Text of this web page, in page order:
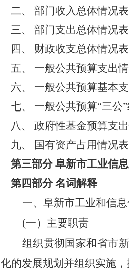
二、
部门收入总体情况表
三、
部门支出总体情况表
四、
财政收支总体情况表
五、
一般公共预算支出
六、
一般公共预算基本
七、
一般公共预算“三公
八、
政府性基金预算支
九、
国有资产占用情况表
第三部分 阜新市工业信
第四部分 名词解释
一、阜新市工业和信
(一）主要职责
组织贯彻国家和省市
化的发展规划并组织实施